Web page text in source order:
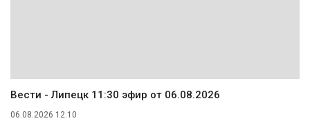
Вести - Липецк 11:30 эфир от 06.08.2026
06.08.2026 12:10